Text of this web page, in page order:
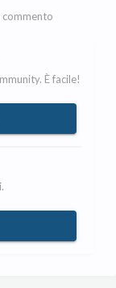
commento
È facile!